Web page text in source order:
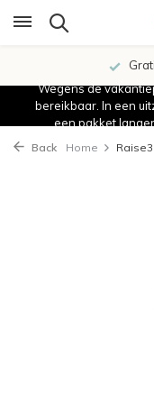
Wegens de
bereikbaar. In een
een pakket
Back Home